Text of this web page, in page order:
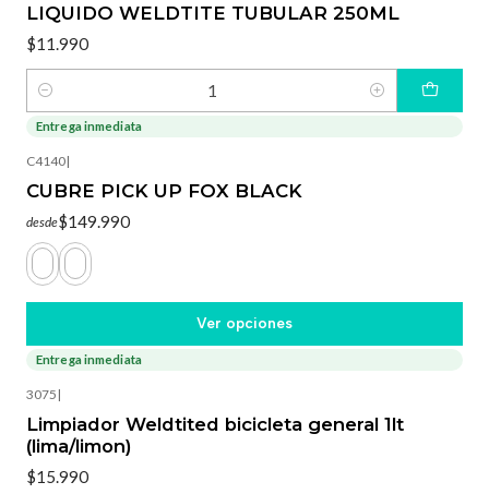
LIQUIDO WELDTITE TUBULAR 250ML
$11.990
Cantidad
Entrega inmediata
C4140|
CUBRE PICK UP FOX BLACK
desde$149.990
Ver opciones
Entrega inmediata
3075 |
Limpiador Weldtited bicicleta general 1lt
(lima/limon)
$15.990